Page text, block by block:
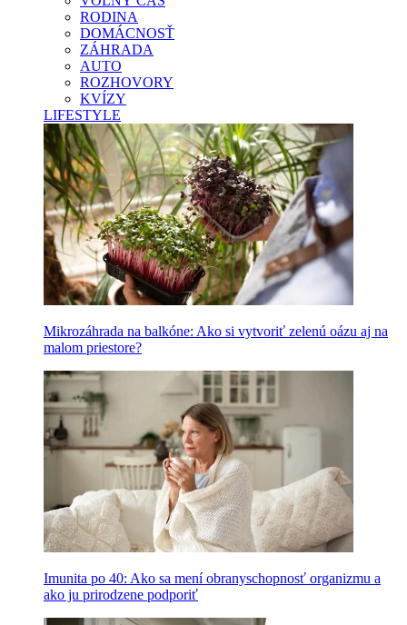
RODINA
DOMÁCNOSŤ
ZÁHRADA
AUTO
ROZHOVORY
KVÍZY
LIFESTYLE
Mikrozáhrada na balkóne: Ako si vytvoriť zelenú oázu aj na
malom priestore?
Imunita po 40: Ako sa mení obranyschopnosť organizmu a
ako ju prirodzene podporiť